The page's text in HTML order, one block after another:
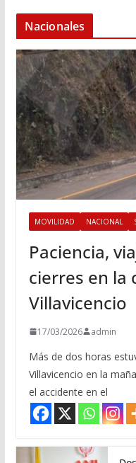
Nacionales
MOVILIDAD NACIONAL
Paciencia,
cierres en la
Villavicencio
17/03/2026 admin
Más de dos horas
Villavicencio en la
el accidente en el